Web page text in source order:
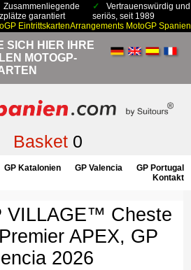
Zusammenliegende
garantiert
Vertrauenswürdig und
seriös, seit 1989
EintrittskartenArrangements MotoGP Spanien
SICH HIER IHRE
MOTOGP-
Basket0
GP Katalonien GP Valencia
GP Portugal
Kontakt
VILLAGE™ Cheste
APEX, GP
2026